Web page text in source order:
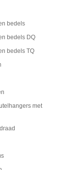
bedels
bedels DQ
bedels TQ
met